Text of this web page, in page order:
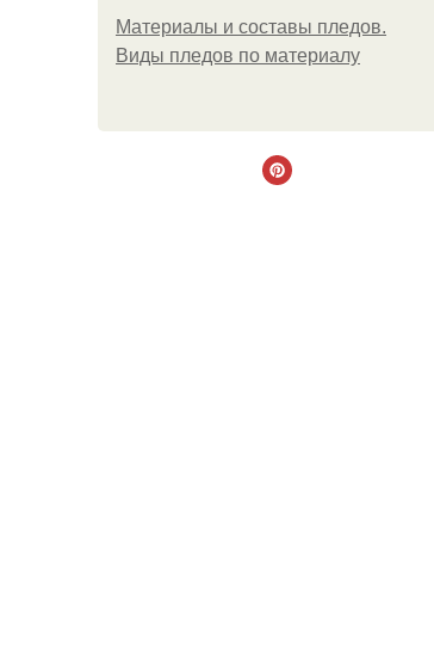
Материалы и составы пледов.
Виды пледов по материалу